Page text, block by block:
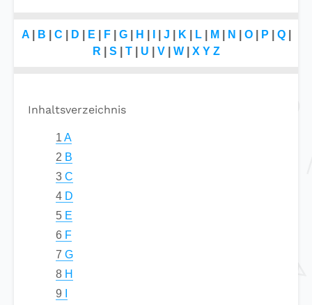
A| B C D E F| G| H J K L| M N O| P Q|
R
S T| U V| W| X Y Z
Inhaltsverzeichnis
1 A
2 B
3 C
4 D
5 E
6 F
7 G
8 H
9